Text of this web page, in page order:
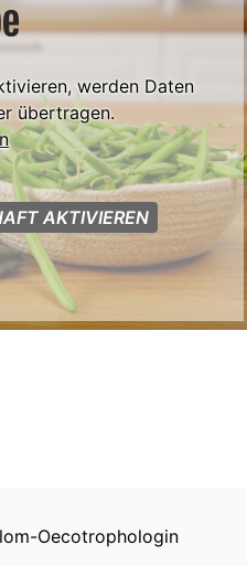
werden Daten
übertragen.
AKTIVIEREN
Oecotrophologin